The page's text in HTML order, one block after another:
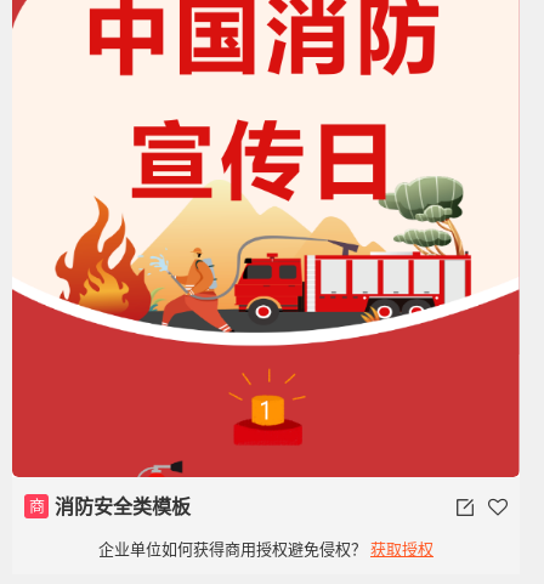
商 消防安全类模板
企业单位如何获得商用授权避免侵权？ 获取授权